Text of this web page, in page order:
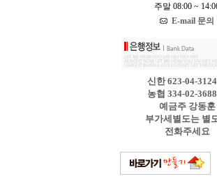
주말 08:00 ~
E-mail 문의
신한 623-04-
농협 334-02-
예금주 강동훈
부가세별도는 별
전화주세요